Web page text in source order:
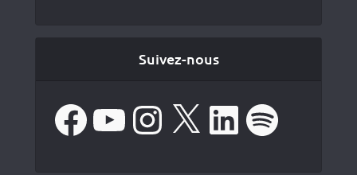
Suivez-nous
FacebookYouTube Instagram LinkedIn Spotify